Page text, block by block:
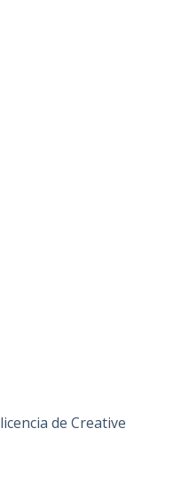
licencia de Creative